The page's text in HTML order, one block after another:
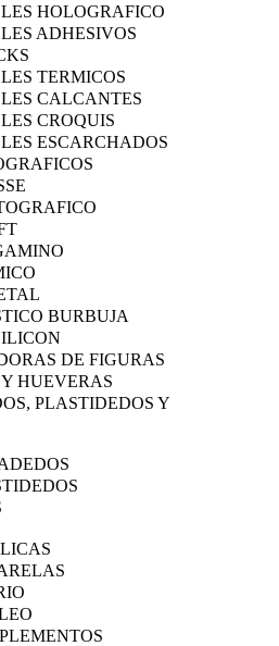
HOLOGRAFICO
ADHESIVOS
TERMICOS
CALCANTES
CROQUIS
ESCARCHADOS
BURBUJA
DE FIGURAS
HUEVERAS
PLASTIDEDOS Y